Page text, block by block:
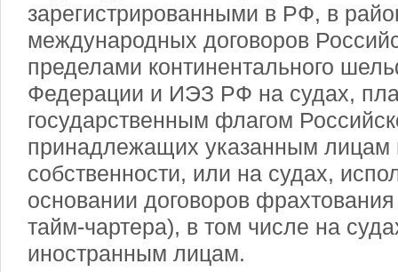
зарегистрированными в РФ, в
международных договоров
пределами континентального
Федерации и ИЭЗ РФ на судах,
государственным флагом
принадлежащих указанным лицам
собственности, или на судах,
основании договоров
тайм-чартера), в том числе на
иностранным лицам.